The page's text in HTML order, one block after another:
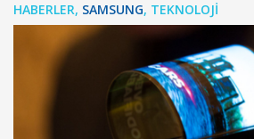
HABERLER, SAMSUNG, TEKNOLOJI